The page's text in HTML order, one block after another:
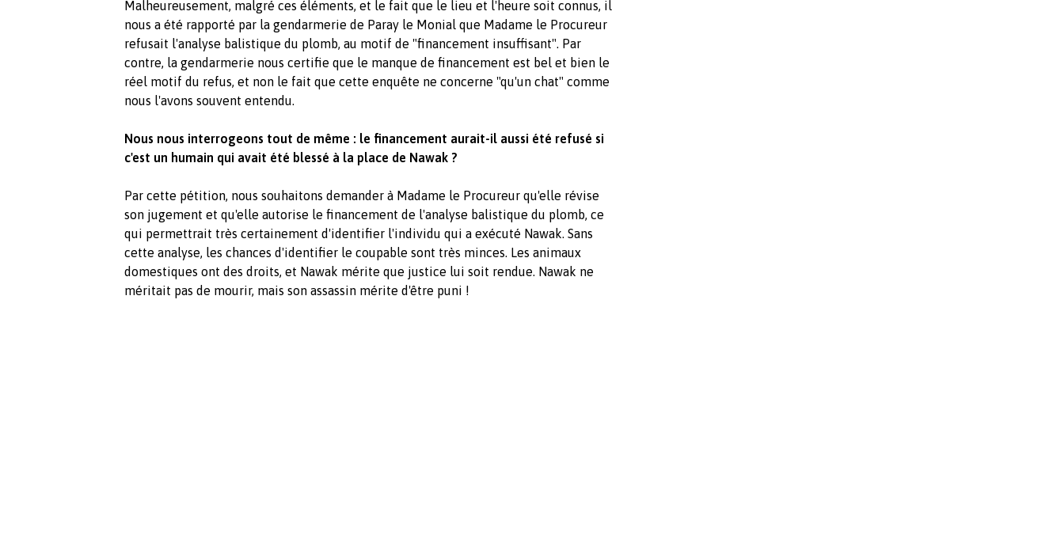
Malheureusement, malgré ces éléments, et le fait que le lieu et l'heure soit connus, il
nous a été rapporté par la gendarmerie de Paray le Monial que Madame le Procureur
refusait l'analyse balistique du plomb, au motif de "financement insuffisant". Par
contre, la gendarmerie nous certifie que le manque de financement est bel et bien le
réel motif du refus, et non le fait que cette enquête ne concerne "qu'un chat" comme
nous l'avons souvent entendu.
Nous nous interrogeons tout de même : le financement aurait-il aussi été refusé si
c'est un humain qui avait été blessé à la place de Nawak ?
Par cette pétition, nous souhaitons demander à Madame le Procureur qu'elle révise
son jugement et qu'elle autorise le financement de l'analyse balistique du plomb, ce
qui permettrait très certainement d'identifier l'individu qui a exécuté Nawak. Sans
cette analyse, les chances d'identifier le coupable sont très minces. Les animaux
domestiques ont des droits, et Nawak mérite que justice lui soit rendue. Nawak ne
méritait pas de mourir, mais son assassin mérite d'être puni !